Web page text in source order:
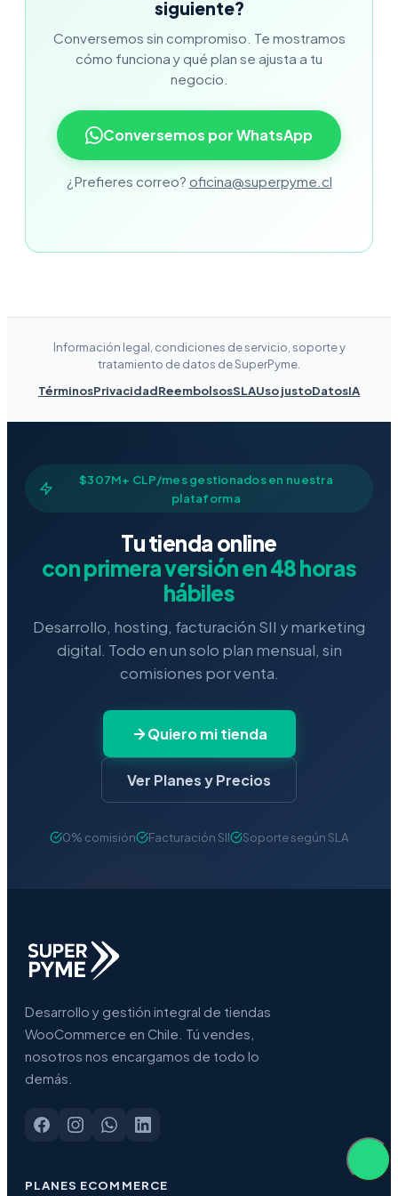
siguiente?
Conversemos sin compromiso. Te mostramos
cómo funciona y qué plan se ajusta a tu
negocio.
Conversemos por WhatsApp
¿Prefieres correo? oficina@superpyme.cl
Información legal, condiciones de servicio, soporte y
tratamiento de datos de SuperPyme.
TérminosPrivacidadReembolsosSLAUso justoDatosIA
$307M+ CLP/mes gestionados en nuestra
plataforma
Tu tienda online
con primera versión en 48 horas
hábiles
Desarrollo, hosting, facturación SII y marketing
digital. Todo en un solo plan mensual, sin
comisiones por venta.
Quiero mi tienda
Ver Planes y Precios
0% comisión Facturación SII Soporte según SLA
Desarrollo y gestión integral de tiendas
WooCommerce en Chile. Tú vendes,
nosotros nos encargamos de todo lo
demás.
PLANES ECOMMERCE